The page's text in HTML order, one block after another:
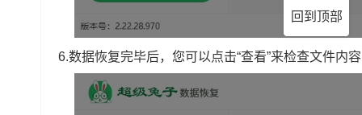
6.数据恢复完毕后，您可以点击“查看”来检查文件内
回到顶部